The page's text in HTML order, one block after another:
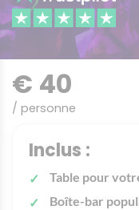
€ 40
/ personne
Inclus :
Table pour
Boîte-bar